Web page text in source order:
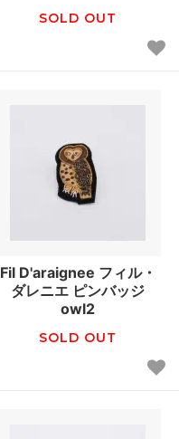
SOLD OUT
Fil D'araignee フィル・
ダレニエ ピンバッジ
owl2
SOLD OUT